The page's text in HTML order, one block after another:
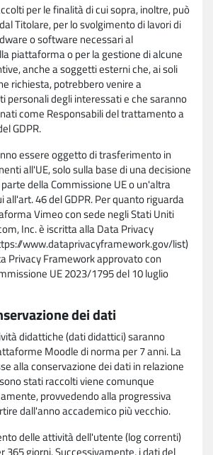
per le finalità di cui sopra, inoltre, può
Titolare, per lo svolgimento di lavori di
o software necessari al
piattaforma o per la gestione di alcune
anche a soggetti esterni che, ai soli
richiesta, potrebbero venire a
personali degli interessati e che saranno
come Responsabili del trattamento a
GDPR.
essere oggetto di trasferimento in
all'UE, solo sulla base di una decisione
della Commissione UE o un'altra
all'art. 46 del GDPR. Per quanto riguarda
Vimeo con sede negli Stati Uniti
Inc. è iscritta alla Data Privacy
www.dataprivacyframework.gov/list)
Privacy Framework approvato con
UE 2023/1795 del 10 luglio
dei dati
didattiche (dati didattici) saranno
Moodle di norma per 7 anni. La
alla conservazione dei dati in relazione
stati raccolti viene comunque
provvedendo alla progressiva
dall'anno accademico più vecchio.
delle attività dell'utente (log correnti)
365 giorni. Successivamente, i dati del